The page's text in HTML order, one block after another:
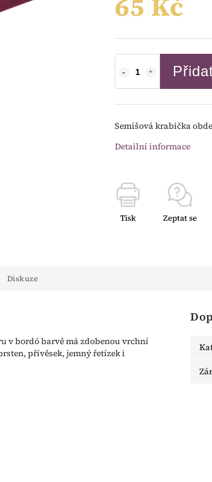
Semišová krabička
Detailní informace
Tisk Zeptat se
Diskuze
v bordó barvě má zdobenou vrchní
přívěsek, jemný řetízek i